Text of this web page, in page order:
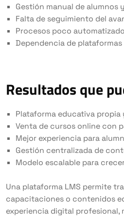
Gestión manual de alumnos
Falta de seguimiento del
Procesos poco
Dependencia de
Resultados que
Plataforma educativa propia
Venta de cursos online con
Mejor experiencia para
Gestión centralizada de
Modelo escalable para
Una plataforma LMS permite
capacitaciones o contenidos
experiencia digital profesional,